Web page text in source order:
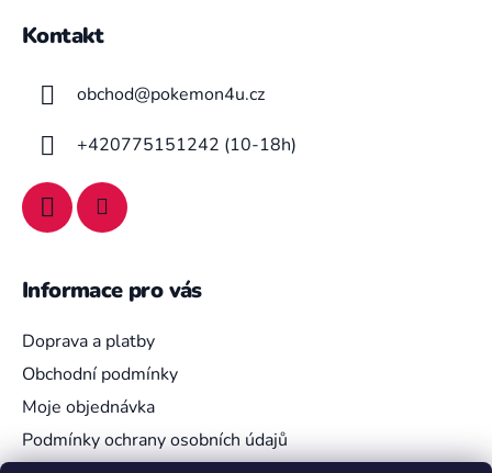
Kontakt
obchod@pokemon4u.cz
+420775151242 (10-18h)
Informace pro vás
Doprava a platby
Obchodní podmínky
Moje objednávka
Podmínky ochrany osobních údajů